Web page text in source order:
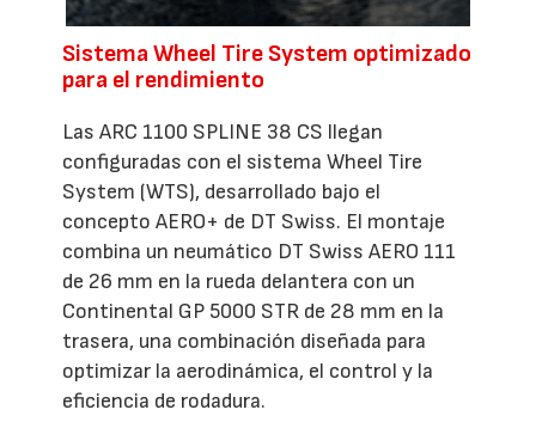
Sistema Wheel Tire System optimizado
para el rendimiento
Las ARC 1100 SPLINE 38 CS llegan
configuradas con el sistema Wheel Tire
System (WTS), desarrollado bajo el
concepto AERO+ de DT Swiss. El montaje
combina un neumático DT Swiss AERO 111
de 26 mm en la rueda delantera con un
Continental GP 5000 STR de 28 mm en la
trasera, una combinación diseñada para
optimizar la aerodinámica, el control y la
eficiencia de rodadura.